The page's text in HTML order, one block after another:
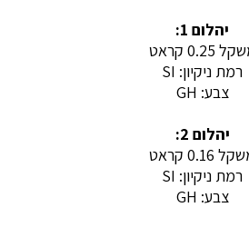
יהלום 1:
0.25 קראט
רמת ניקיון: SI
צבע: GH
יהלום 2:
0.16 קראט
רמת ניקיון: SI
צבע: GH